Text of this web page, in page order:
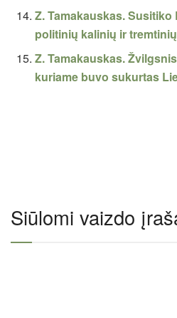
Z. Tamakauskas.
politinių kalinių ir
Z. Tamakauskas.
kuriame buvo sukurtas
Siūlomi vaizdo